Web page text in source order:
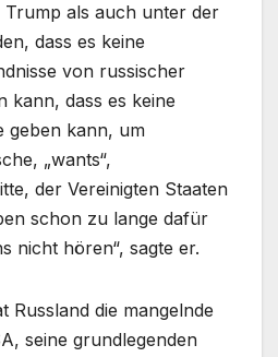
Trump als auch unter der
dass es keine
von russischer
kann, dass es keine
geben kann, um
„wants“,
der Vereinigten Staaten
schon zu lange dafür
nicht hören“, sagte er.
Russland die mangelnde
seine grundlegenden